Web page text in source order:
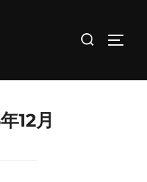
検
12月